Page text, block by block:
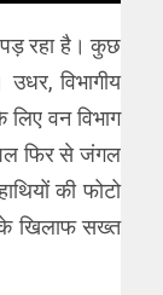
पड़ रहा है। कुछ
उधर, विभागीय
लिए वन विभाग
फिर से जंगल
की फोटो
के खिलाफ सख्त